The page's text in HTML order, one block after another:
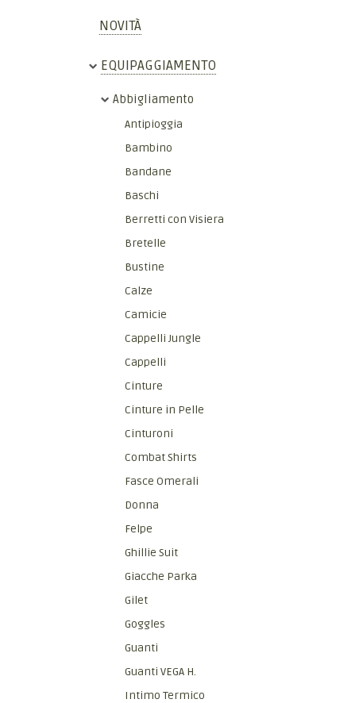
NOVITÀ
EQUIPAGGIAMENTO
Abbigliamento
Antipioggia
Bambino
Bandane
Baschi
Berretti con Visiera
Bretelle
Bustine
Calze
Camicie
Cappelli Jungle
Cappelli
Cinture
Cinture in Pelle
Cinturoni
Combat Shirts
Fasce Omerali
Donna
Felpe
Ghillie Suit
Giacche Parka
Gilet
Goggles
Guanti
Guanti VEGA H.
Intimo Termico